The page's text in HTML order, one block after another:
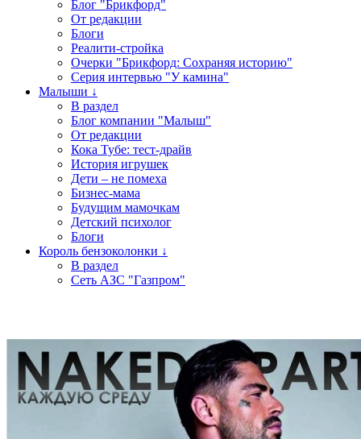
Блог "Брикфорд"
От редакции
Блоги
Реалити-стройка
Очерки "Брикфорд: Сохраняя историю"
Серия интервью "У камина"
Малыши ↓
В раздел
Блог компании "Малыш"
От редакции
Кока Тубе: тест-драйв
История игрушек
Дети – не помеха
Бизнес-мама
Будущим мамочкам
Детский психолог
Блоги
Король бензоколонки ↓
В раздел
Сеть АЗС "Газпром"